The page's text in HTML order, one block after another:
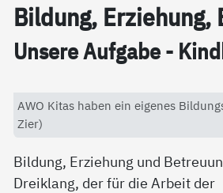
Bil­dung, Er­zie­hung,
Un­se­re Auf­ga­be -
AWO Kitas haben ein eigenes
Zier)
Bildung, Erziehung und
Dreiklang, der für die Arbeit der